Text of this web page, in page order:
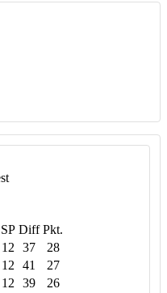
SP Diff Pkt.
12 37
28
12 41
27
12 39
26